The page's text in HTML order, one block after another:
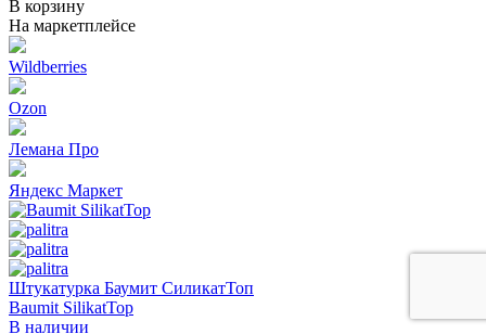
В корзину
На маркетплейсе
Wildberries
Ozon
Лемана Про
Яндекс Маркет
Штукатурка Баумит СиликатТоп
Baumit SilikatTop
В наличии